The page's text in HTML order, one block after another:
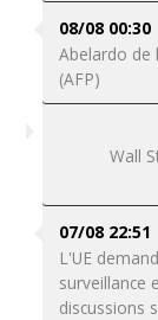
08/08 00:30
Abelardo de
(AFP)
Wall
07/08 22:51
L'UE
surveillance
discussions